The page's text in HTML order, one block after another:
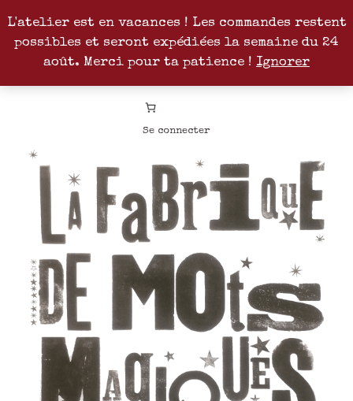
L'atelier est en vacances ! Les commandes restent
possibles et seront expédiées la semaine du 24
août. Merci pour ta patience ! Ignorer
InstagramPinterest Patreon
Se connecter